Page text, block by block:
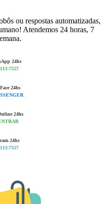
ou respostas automatizadas,
Atendemos 24 horas, 7
24hs
7557
24hs
24hs
24hs
7557